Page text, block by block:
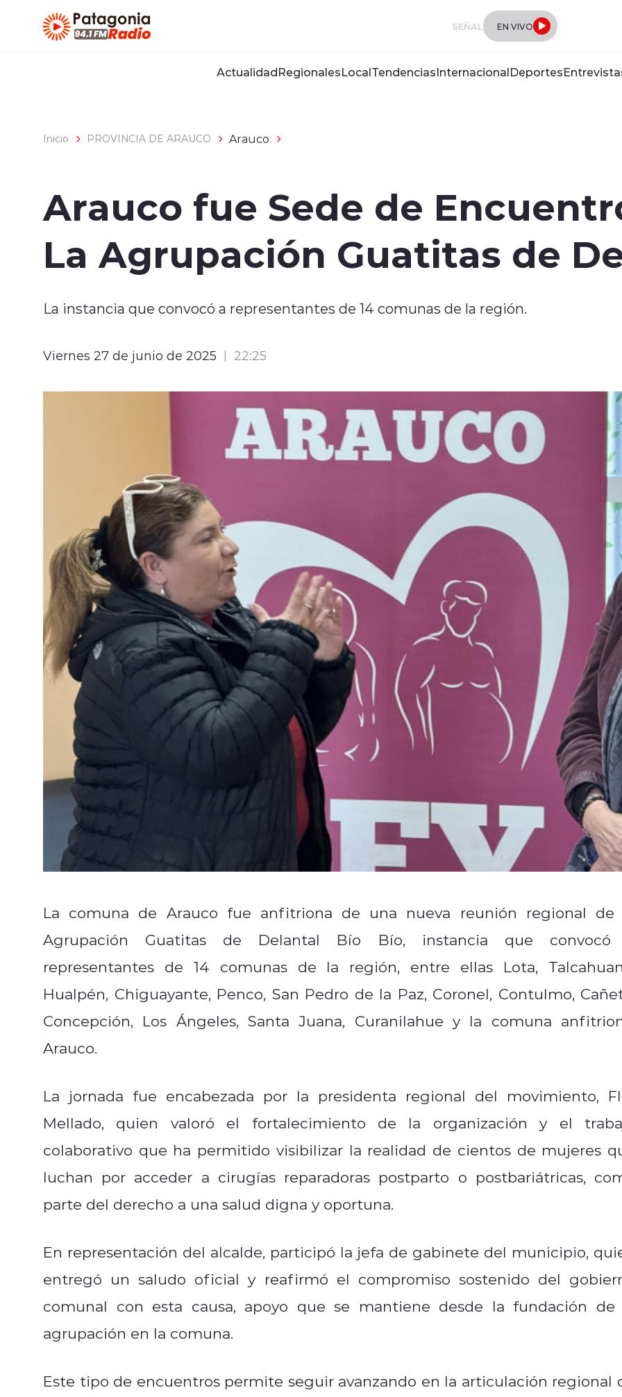
SEÑAL EN VIVO
ActualidadRegionalesLocalTendenciasInternacionalDeportes
Inicio PROVINCIA DE ARAUCO Arauco
Arauco fue Sede de
La Agrupación Guatitas de
La instancia que convocó a representantes de 14 comunas de la región.
Viernes 27 de junio de 2025 22:25
La comuna de Arauco fue anfitriona de una nueva reunión regional de
Agrupación Guatitas de Delantal Bío Bío, instancia que
representantes de 14 comunas de la región, entre ellas Lota,
Hualpén, Chiguayante, Penco, San Pedro de la Paz, Coronel, Contulmo,
Concepción, Los Ángeles, Santa Juana, Curanilahue y la comuna
Arauco.
La jornada fue encabezada por la presidenta regional del movimiento,
Mellado, quien valoró el fortalecimiento de la organización y el
colaborativo que ha permitido visibilizar la realidad de cientos de mujeres
luchan por acceder a cirugías reparadoras postparto o postbariátricas,
parte del derecho a una salud digna y oportuna.
En representación del alcalde, participó la jefa de gabinete del municipio,
entregó un saludo oficial y reafirmó el compromiso sostenido del
comunal con esta causa, apoyo que se mantiene desde la fundación de
agrupación en la comuna.
Este tipo de encuentros permite seguir avanzando en la articulación regional